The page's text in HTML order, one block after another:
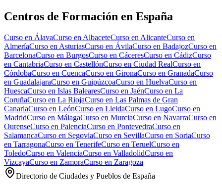
Centros de Formación en España
Curso en ÁlavaCurso en AlbaceteCurso en AlicanteCurso en
AlmeríaCurso en AsturiasCurso en ÁvilaCurso en BadajozCurso en
BarcelonaCurso en BurgosCurso en CáceresCurso en CádizCurso
en CantabriaCurso en CastellónCurso en Ciudad RealCurso en
CórdobaCurso en CuencaCurso en GironaCurso en GranadaCurso
en GuadalajaraCurso en GuipúzcoaCurso en HuelvaCurso en
HuescaCurso en Islas BalearesCurso en JaénCurso en La
CoruñaCurso en La RiojaCurso en Las Palmas de Gran
CanariaCurso en LeónCurso en LleidaCurso en LugoCurso en
MadridCurso en MálagaCurso en MurciaCurso en NavarraCurso en
OurenseCurso en PalenciaCurso en PontevedraCurso en
SalamancaCurso en SegoviaCurso en SevillaCurso en SoriaCurso
en TarragonaCurso en TenerifeCurso en TeruelCurso en
ToledoCurso en ValenciaCurso en ValladolidCurso en
VizcayaCurso en ZamoraCurso en Zaragoza
Directorio de Ciudades y Pueblos de España